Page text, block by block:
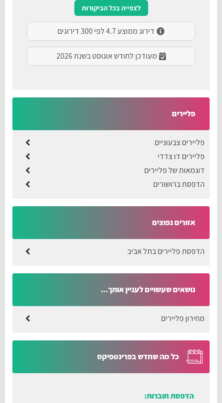
לצפייה בכל הביקורות
דירוג ממוצע 4.7 לפי 300 דירוגים
מעודכן לחודש אוגוסט בשנת 2026
פליירים
פליירים צבעוניים
פליירים דו צדדי
דוגמאות של פליירים
הדפסת ברושורים
אזורים נפוצים
הדפסת פליירים בתל אביב
נושאים שעשויים לעניין אותך...
מחירון פליירים
כל מה שחדש בפרינטפיקס
הדפסת חוברות: